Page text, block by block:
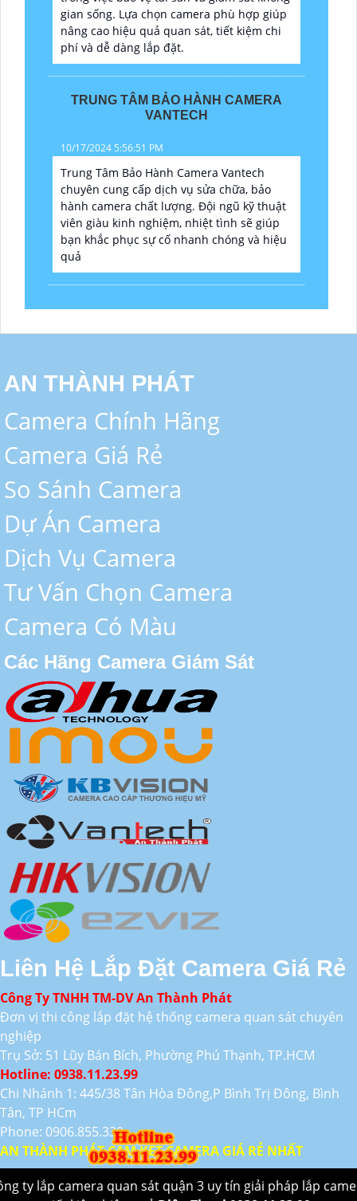
gian sống. Lựa chọn camera phù hợp giúp
nâng cao hiệu quả quan sát, tiết kiệm chi
phí và dễ dàng lắp đặt.
TRUNG TÂM BẢO HÀNH CAMERA
VANTECH
10/17/2024 5:56:51 PM
Trung Tâm Bảo Hành Camera Vantech
chuyên cung cấp dịch vụ sửa chữa, bảo
hành camera chất lượng. Đội ngũ kỹ thuật
viên giàu kinh nghiệm, nhiệt tình sẽ giúp
bạn khắc phục sự cố nhanh chóng và hiệu
quả
AN THÀNH PHÁT
Camera Chính Hãng
Camera Giá Rẻ
So Sánh Camera
Dự Án Camera
Dịch Vụ Camera
Tư Vấn Chọn Camera
Camera Có Màu
Các Hãng Camera Giám Sát
Liên Hệ Lắp Đặt Camera Giá Rẻ
Công Ty TNHH TM-DV An Thành Phát
Đơn vị thi công lắp đặt hệ thống camera quan sát chuyên
nghiệp
Trụ Sở: 51 Lũy Bán Bích, Phường Phú Thạnh, TP.HCM
Hotline: 0938.11.23.99
Chi Nhánh 1: 445/38 Tân Hòa Đông,P Bình Trị Đông, Bình
Tân, TP HCm
Phone: 0906.855.330
AN THÀNH PHÁT CAM KẾT CAMERA GIÁ RẺ NHẤT
ty lắp camera quan sát quận 3 uy tín giải pháp lắp